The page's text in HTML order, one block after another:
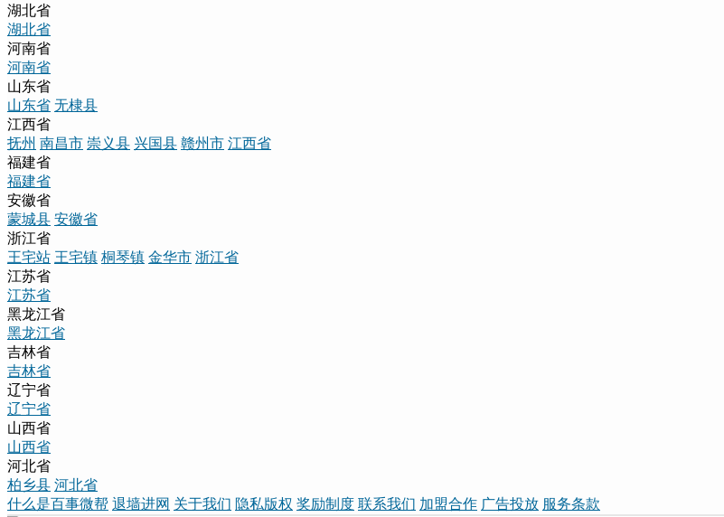
湖北省
湖北省
河南省
河南省
山东省
山东省 无棣县
江西省
抚州 南昌市 崇义县 兴国县 赣州市 江西省
福建省
福建省
安徽省
蒙城县 安徽省
浙江省
王宅站 王宅镇 桐琴镇 金华市 浙江省
江苏省
江苏省
黑龙江省
黑龙江省
吉林省
吉林省
辽宁省
辽宁省
山西省
山西省
河北省
柏乡县 河北省
什么是百事微帮 退墙进网 关于我们 隐私版权 奖励制度 联系我们 加盟合作 广告投放 服务条款